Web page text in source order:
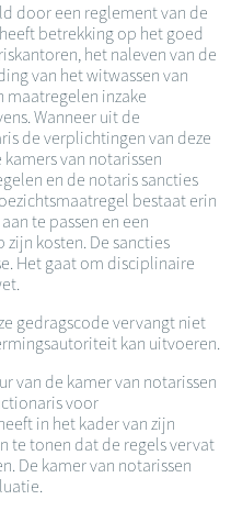
door een reglement van de
betrekking op het goed
het naleven van de
van het witwassen van
maatregelen inzake
Wanneer uit de
de verplichtingen van deze
van notarissen
en de notaris sancties
bestaat erin
te passen en een
kosten. De sancties
Het gaat om disciplinaire
gedragscode vervangt niet
kan uitvoeren.
van de kamer van notarissen
voor
in het kader van zijn
te tonen dat de regels vervat
De kamer van notarissen